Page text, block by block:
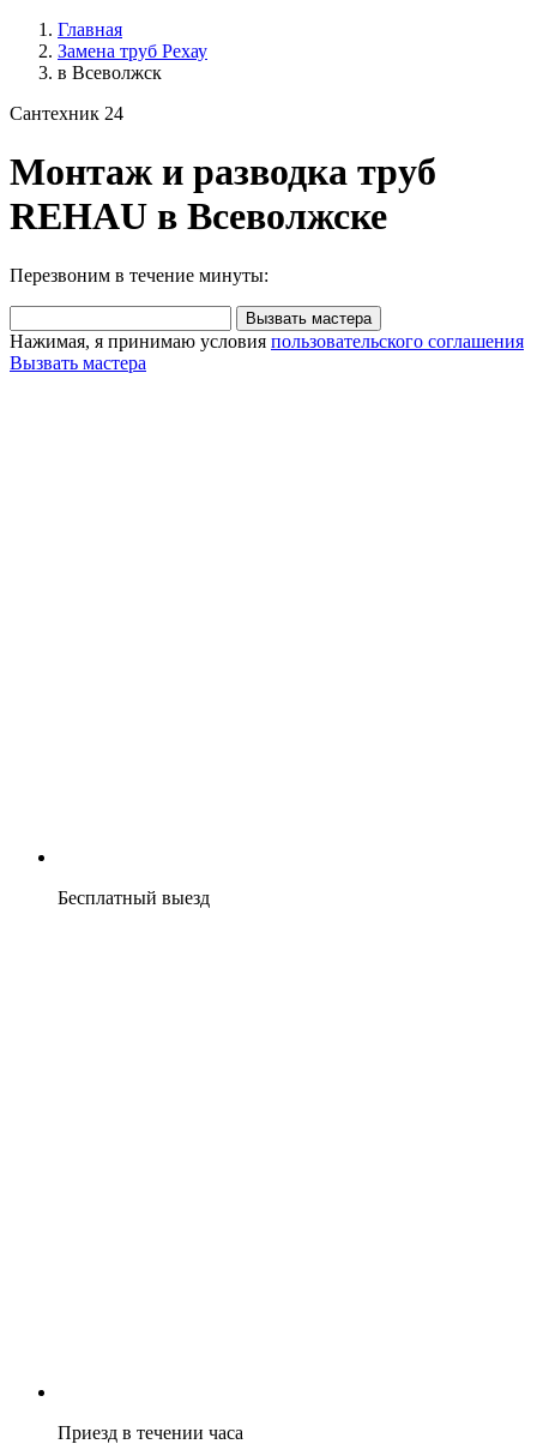
Главная
Замена труб Рехау
в Всеволжск
Сантехник 24
Монтаж и разводка труб
REHAU в Всеволжске
Перезвоним в течение минуты:
Вызвать мастера
Нажимая, я принимаю условия пользовательского соглашения
Вызвать мастера
Бесплатный выезд
Приезд в течении часа